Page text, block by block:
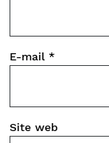
E-mail *
Site web